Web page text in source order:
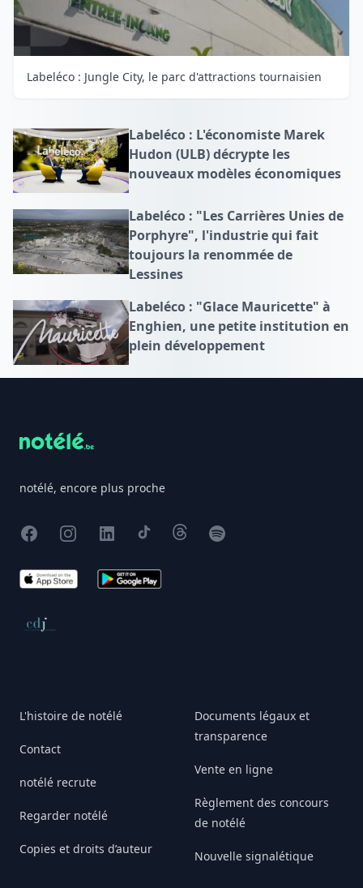
Labeléco : Jungle City, le parc d'attractions tournaisien
Labeléco : L'économiste Marek
Hudon (ULB) décrypte les
nouveaux modèles économiques
Labeléco : "Les Carrières Unies de
Porphyre", l'industrie qui fait
toujours la renommée de
Lessines
Labeléco : "Glace Mauricette" à
Enghien, une petite institution en
plein développement
notélé, encore plus proche
FacebookInstagram
X TikTokThreadsSpotify
App Store Google Play
Conseil de déontologie journalistique
L'histoire de notélé
Contact
notélé recrute
Regarder notélé
Copies et droits d’auteur
Documents légaux et
transparence
Vente en ligne
Règlement des concours
de notélé
Nouvelle signalétique